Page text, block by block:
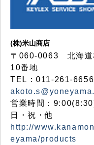
(株)米山商店
〒060-0063 北海道
10番地
TEL：011-261-
営業時間：
日・祝・他
http://
eyama/products